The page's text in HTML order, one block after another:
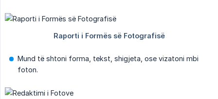
Mund të shtoni forma, tekst, shigjeta, ose vizatoni mbi
foton.